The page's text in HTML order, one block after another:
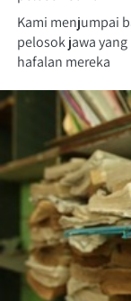
Kami menjumpai
pelosok jawa
hafalan mereka